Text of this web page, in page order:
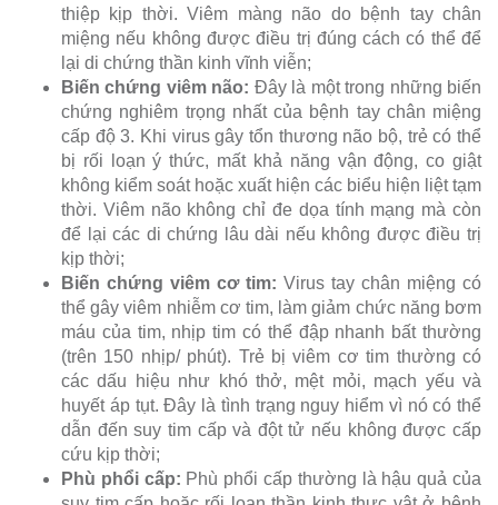
thiệp kịp thời. Viêm màng não do bệnh tay chân
miệng nếu không được điều trị đúng cách có thể để
lại di chứng thần kinh vĩnh viễn;
Biến chứng viêm não: Đây là một trong những biến
chứng nghiêm trọng nhất của bệnh tay chân miệng
cấp độ 3. Khi virus gây tổn thương não bộ, trẻ có thể
bị rối loạn ý thức, mất khả năng vận động, co giật
không kiểm soát hoặc xuất hiện các biểu hiện liệt tạm
thời. Viêm não không chỉ đe dọa tính mạng mà còn
để lại các di chứng lâu dài nếu không được điều trị
kịp thời;
Biến chứng viêm cơ tim: Virus tay chân miệng có
thể gây viêm nhiễm cơ tim, làm giảm chức năng bơm
máu của tim, nhịp tim có thể đập nhanh bất thường
(trên 150 nhịp/ phút). Trẻ bị viêm cơ tim thường có
các dấu hiệu như khó thở, mệt mỏi, mạch yếu và
huyết áp tụt. Đây là tình trạng nguy hiểm vì nó có thể
dẫn đến suy tim cấp và đột tử nếu không được cấp
cứu kịp thời;
Phù phổi cấp: Phù phổi cấp thường là hậu quả của